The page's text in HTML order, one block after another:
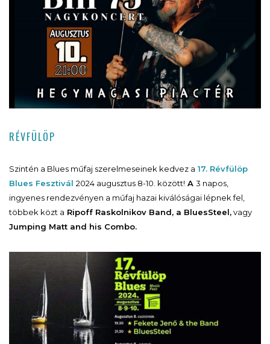
RÉVFÜLÖP
Szintén a Blues műfaj szerelmeseinek kedvez a 17. Révfülöp
Blues Fesztivál 2024 augusztus 8-10. között! A 3 napos,
ingyenes rendezvényen a műfaj hazai kiválóságai lépnek fel,
többek közt a Ripoff Raskolnikov Band, a BluesSteel,vagy
Jumping Matt and his Combo.